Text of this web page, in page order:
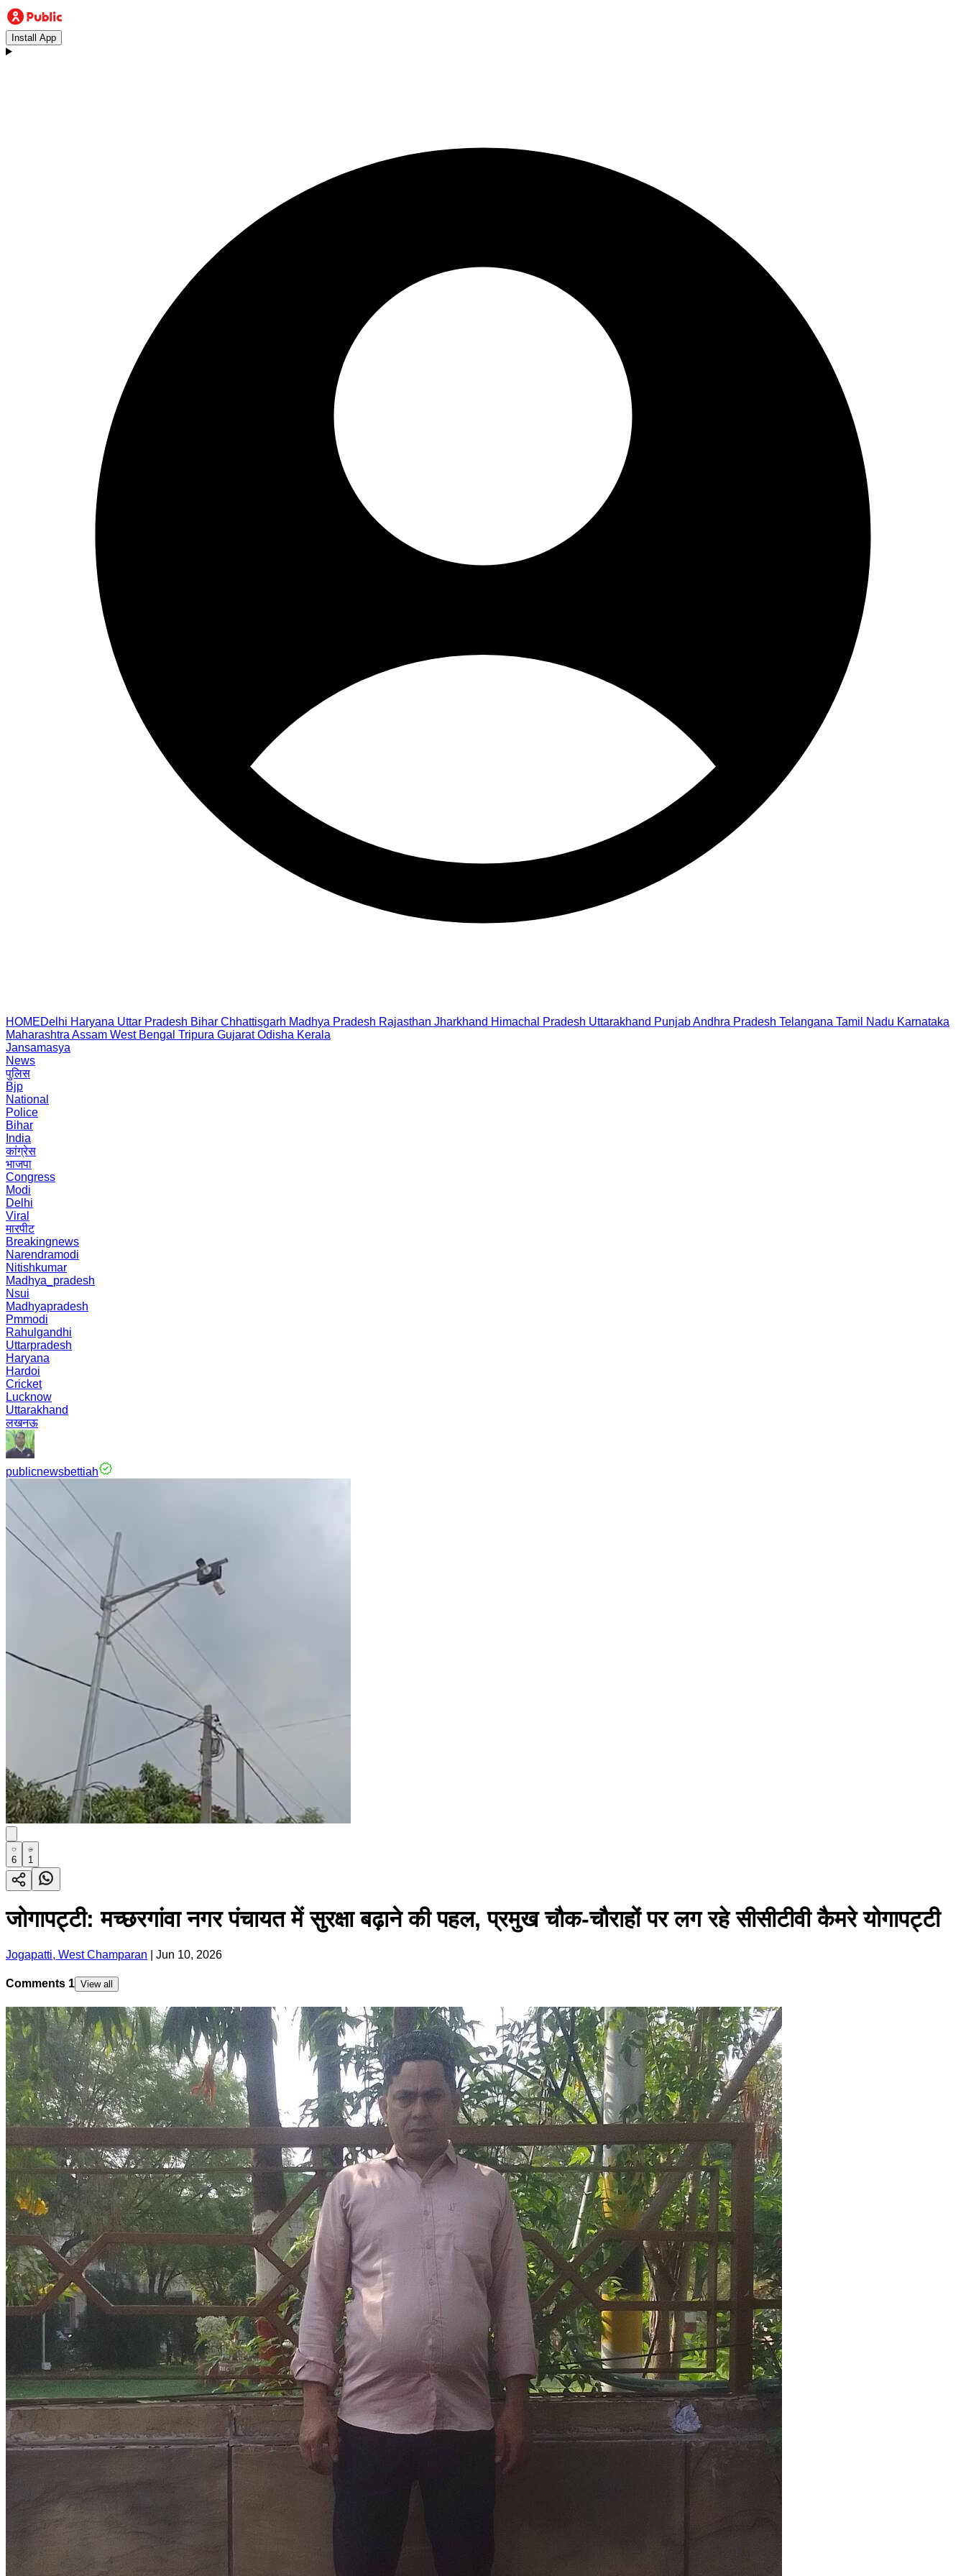
Install App
HOMEDelhi Haryana Uttar Pradesh Bihar Chhattisgarh Madhya Pradesh Rajasthan Jharkhand Himachal Pradesh Uttarakhand PunjabAndhra Pradesh Telangana Tamil Nadu Karnataka
Maharashtra Assam West Bengal Tripura Gujarat Odisha Kerala
Jansamasya
News
पुलिस
Bjp
National
Police
Bihar
India
कांग्रेस
भाजपा
Congress
Modi
Delhi
Viral
मारपीट
Breakingnews
Narendramodi
Nitishkumar
Madhya_pradesh
Nsui
Madhyapradesh
Pmmodi
Rahulgandhi
Uttarpradesh
Haryana
Hardoi
Cricket
Lucknow
Uttarakhand
लखनऊ
publicnewsbettiah
6 1
जोगापट्टी: मच्छरगांवा नगर पंचायत में सुरक्षा बढ़ाने की पहल, प्रमुख चौक-चौराहों पर लग रहे सीसीटीवी कैमरे योगापट्टी
Jogapatti, West Champaran Jun 10, 2026
Comments 1 View all